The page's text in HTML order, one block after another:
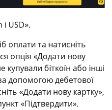
USD».
оплати та натисніть
опція «Додати нову
біткоїн або інші
допомогою дебетової
«Додати нову картку»,
«Підтвердити».